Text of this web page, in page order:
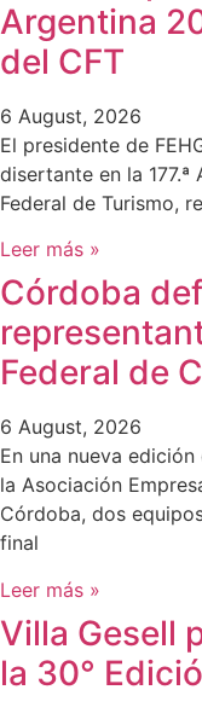
Argentina
del CFT
6 August, 2026
El presidente de
disertante en la 177.ª
Federal de Turismo,
Leer más »
Córdoba
Federal de
6 August, 2026
En una nueva
la Asociación
Córdoba, dos
final
Leer más »
Villa Gesell
la 30°